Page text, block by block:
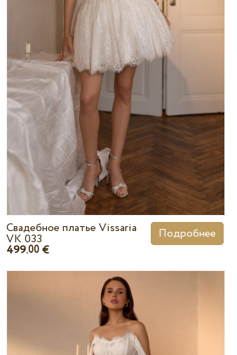
Свадебное платье Vissaria
VK 033
499.00 €
Подробнее